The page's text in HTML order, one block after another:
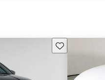
Guarda este Aviso